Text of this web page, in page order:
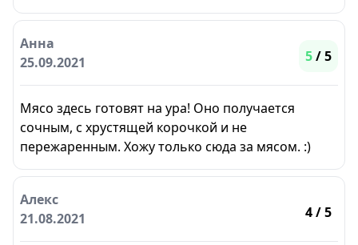
Анна
25.09.2021
5/ 5
Мясо здесь готовят на ура! Оно получается
сочным, с хрустящей корочкой и не
пережаренным. Хожу только сюда за мясом. :)
Алекс
21.08.2021
4/ 5